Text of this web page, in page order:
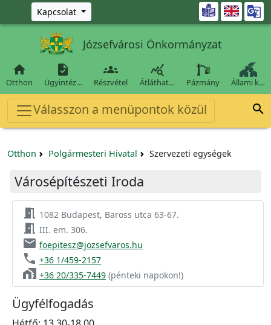
Ugrás a fő tartalomra
Kapcsolat 
Józsefvárosi Önkormányzat

Otthon

Ügyintéz…

Részvétel

Átláthat… Pázmány Állami k…
Válasszon a menüpontok közül 
Otthon Polgármesteri Hivatal Szervezeti egységek
Városépítészeti Iroda
meeting_room 1082 Budapest, Baross utca 63-67.
meeting_room III. em. 306.
email foepitesz@jozsefvaros.hu
phone +36 1/459-2157
home_work +36 20/335-7449 (pénteki napokon!)
Ügyfélfogadás